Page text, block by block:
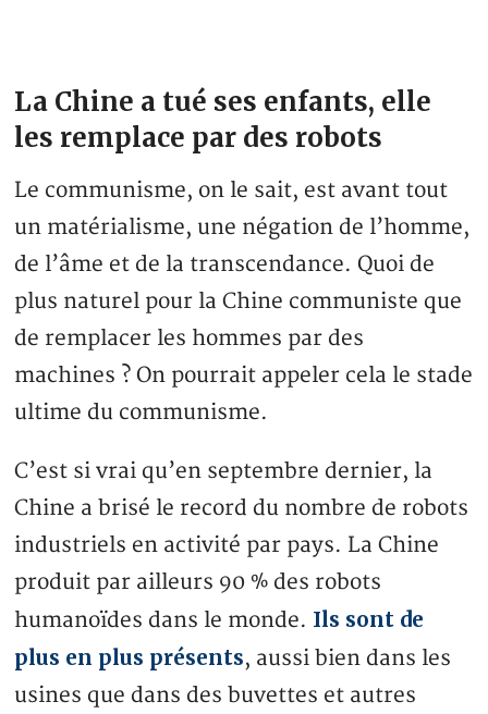
La Chine a tué ses enfants, elle
les remplace par des robots
Le communisme, on le sait, est avant tout
un matérialisme, une négation de l’homme,
de l’âme et de la transcendance. Quoi de
plus naturel pour la Chine communiste que
de remplacer les hommes par des
machines ? On pourrait appeler cela le stade
ultime du communisme.
C’est si vrai qu’en septembre dernier, la
Chine a brisé le record du nombre de robots
industriels en activité par pays. La Chine
produit par ailleurs 90 % des robots
humanoïdes dans le monde. Ils sont de
plus en plus présents, aussi bien dans les
usines que dans des buvettes et autres